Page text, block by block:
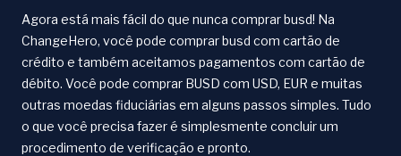
Agora está mais fácil do que nunca comprar busd! Na
ChangeHero, você pode comprar busd com cartão de
crédito e também aceitamos pagamentos com cartão de
débito. Você pode comprar BUSD com USD, EUR e muitas
outras moedas fiduciárias em alguns passos simples. Tudo
o que você precisa fazer é simplesmente concluir um
procedimento de verificação e pronto.